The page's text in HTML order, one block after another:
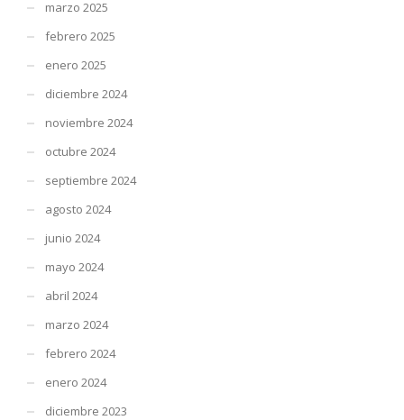
marzo 2025
febrero 2025
enero 2025
diciembre 2024
noviembre 2024
octubre 2024
septiembre 2024
agosto 2024
junio 2024
mayo 2024
abril 2024
marzo 2024
febrero 2024
enero 2024
diciembre 2023